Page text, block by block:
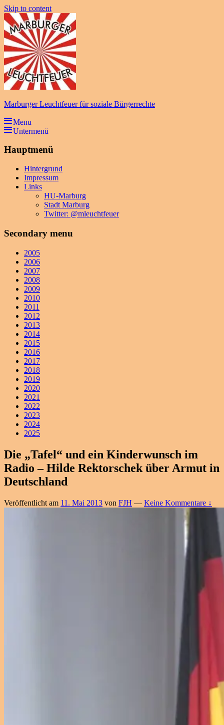
Skip to content
Marburger Leuchtfeuer für soziale Bürgerrechte
Menu
Untermenü
Hauptmenü
Hintergrund
Impressum
Links
HU-Marburg
Stadt Marburg
Twitter: @mleuchtfeuer
Secondary menu
2005
2006
2007
2008
2009
2010
2011
2012
2013
2014
2015
2016
2017
2018
2019
2020
2021
2022
2023
2024
2025
Die „Tafel“ und ein Kinderwunsch im
Radio – Hilde Rektorschek über Armut in
Deutschland
Veröffentlicht am 11. Mai 2013 von FJH — Keine Kommentare ↓